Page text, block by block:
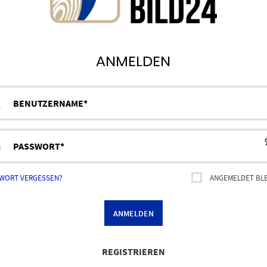
ANMELDEN
VERGESSEN? ANGEMELDET
ANMELDEN
REGISTRIEREN